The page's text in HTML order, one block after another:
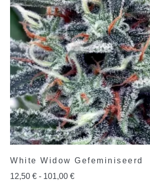
White Widow Gefeminiseerd
12,50 € - 101,00 €